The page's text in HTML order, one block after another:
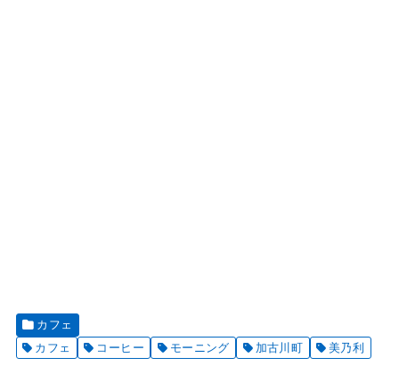
カフェ
カフェ
コーヒー モーニング 加古川町 美乃利